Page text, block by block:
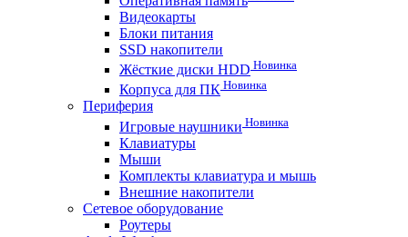
Видеокарты
Блоки питания
SSD накопители
Жёсткие диски HDD Новинка
Корпуса для ПК Новинка
Периферия
Игровые наушники Новинка
Клавиатуры
Мыши
Комплекты клавиатура и мышь
Внешние накопители
Сетевое оборудование
Роутеры